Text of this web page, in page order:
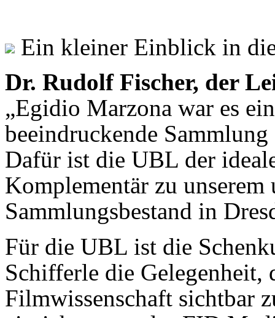
Ein kleiner Einblick in
Dr. Rudolf Fischer, der
„Egidio Marzona war es
beeindruckende
Dafür ist die UBL der
Komplementär zu unserem
Sammlungsbestand in
Für die UBL ist die
Schifferle die Gelegenheit,
Filmwissenschaft sichtbar